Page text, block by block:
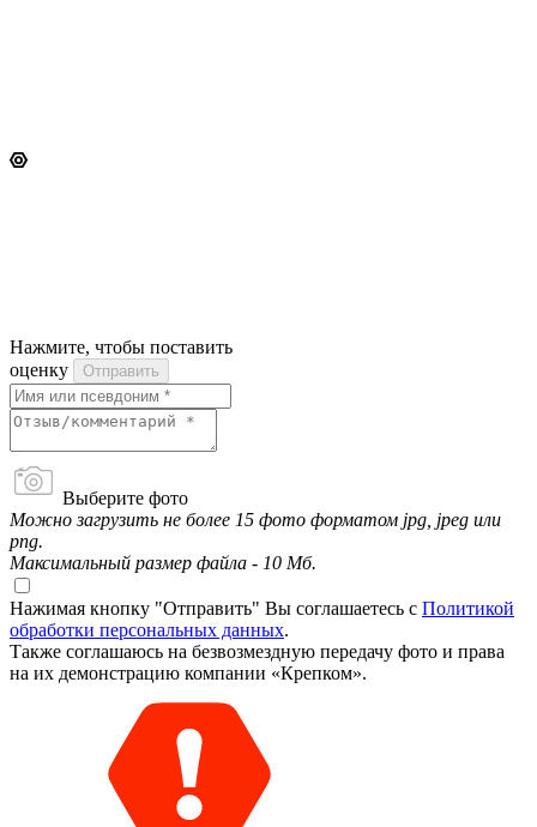
Нажмите, чтобы поставить
оценку
Отправить
Выберите фото
Можно загрузить не более 15 фото форматом jpg, jpeg или
png.
Максимальный размер файла - 10 Мб.
Нажимая кнопку "Отправить" Вы соглашаетесь с Политикой
обработки персональных данных.
Также соглашаюсь на безвозмездную передачу фото и права
на их демонстрацию компании «Крепком».